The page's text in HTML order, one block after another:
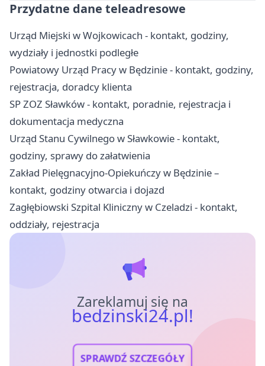
Przydatne dane teleadresowe
Urząd Miejski w Wojkowicach - kontakt, godziny,
wydziały i jednostki podległe
Powiatowy Urząd Pracy w Będzinie - kontakt, godziny,
rejestracja, doradcy klienta
SP ZOZ Sławków - kontakt, poradnie, rejestracja i
dokumentacja medyczna
Urząd Stanu Cywilnego w Sławkowie - kontakt,
godziny, sprawy do załatwienia
Zakład Pielęgnacyjno-Opiekuńczy w Będzinie –
kontakt, godziny otwarcia i dojazd
Zagłębiowski Szpital Kliniczny w Czeladzi - kontakt,
oddziały, rejestracja
Zareklamuj się na
bedzinski24.pl!
SPRAWDŹ SZCZEGÓŁY